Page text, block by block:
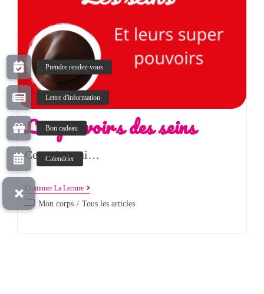
Les pouvoirs des seins
Ces seins qui…
Continuer La Lecture
Mon corps / Tous les articles